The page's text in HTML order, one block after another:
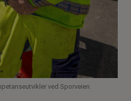
ved Sporveien.